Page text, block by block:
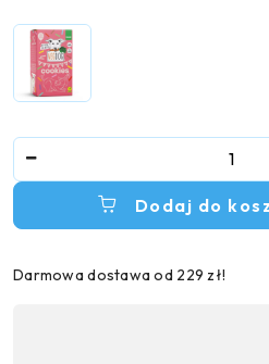
Dodaj do
Darmowa dostawa od 229 zł!